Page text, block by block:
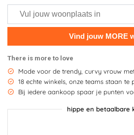
There is more to love
Mode voor de trendy, curvy vrouw
18 echte winkels, onze teams staan te
Bij iedere aankoop spaar je punten
hippe en betaalbare